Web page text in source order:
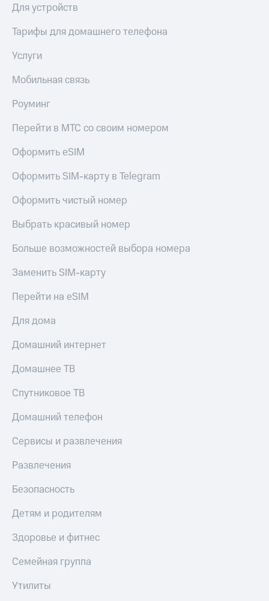
Для устройств
Тарифы для домашнего телефона
Услуги
Мобильная связь
Роуминг
Перейти в МТС со своим номером
Оформить eSIM
Оформить SIM-карту в Telegram
Оформить чистый номер
Выбрать красивый номер
Больше возможностей выбора номера
Заменить SIM-карту
Перейти на eSIM
Для дома
Домашний интернет
Домашнее ТВ
Спутниковое ТВ
Домашний телефон
Сервисы и развлечения
Развлечения
Безопасность
Детям и родителям
Здоровье и фитнес
Семейная группа
Утилиты